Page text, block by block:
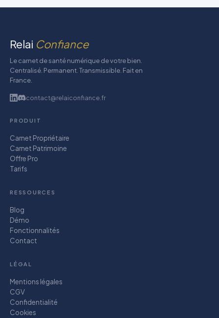
Relai Confiance
Le carnet de santé numérique de votre bien.
Centralisé. Permanent. Transmissible. Fait en
France.
contact@relaiconfiance.fr
PRODUIT
Carnet Propriétaire
Carnet Patrimoine
Offre Pro
Tarifs
RESSOURCES
Blog
Démo
Fonctionnalités
Contact
LÉGAL
Mentions légales
CGV
Confidentialité
Cookies